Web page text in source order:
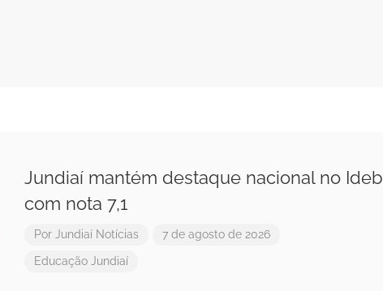
Jundiaí mantém destaque nacional no Ideb
com nota 7,1
Por Jundiaí Notícias 7 de agosto de 2026
Educação Jundiaí